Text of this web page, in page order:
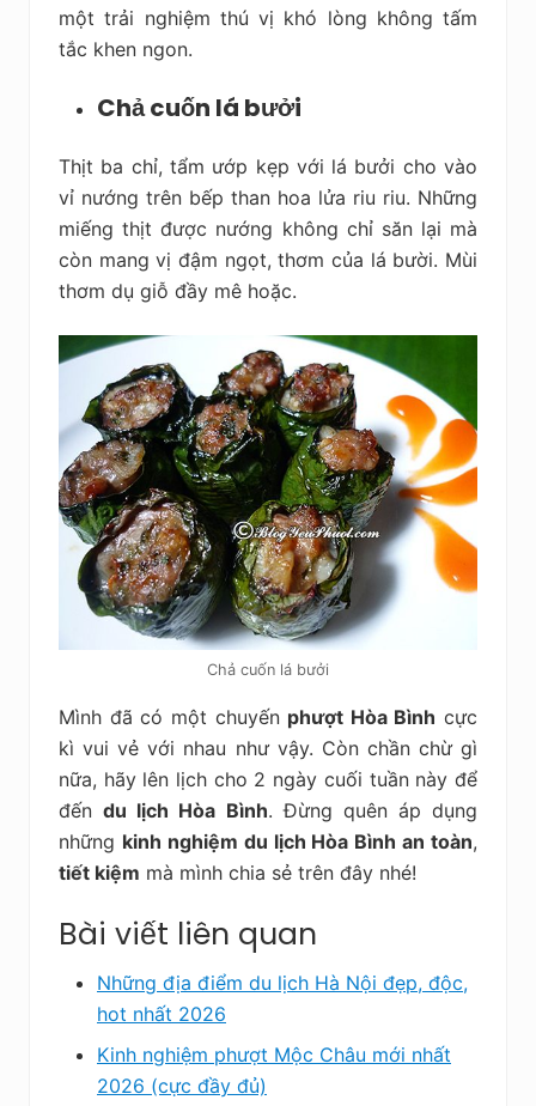
một trải nghiệm thú vị khó lòng không tấm
tắc khen ngon.
Chả cuốn lá bưởi
Thịt ba chỉ, tẩm ướp kẹp với lá bưởi cho vào
vỉ nướng trên bếp than hoa lửa riu riu. Những
miếng thịt được nướng không chỉ săn lại mà
còn mang vị đậm ngọt, thơm của lá bười. Mùi
thơm dụ giỗ đầy mê hoặc.
Chả cuốn lá bưởi
Mình đã có một chuyến phượt Hòa Bình cực
kì vui vẻ với nhau như vậy. Còn chần chừ gì
nữa, hãy lên lịch cho 2 ngày cuối tuần này để
đếndu lịch Hòa Bình. Đừng quên áp dụng
những kinh nghiệm du lịch Hòa Bình an toàn,
tiết kiệm mà mình chia sẻ trên đây nhé!
Bài viết liên quan
Những địa điểm du lịch Hà Nội đẹp, độc,
hot nhất 2026
Kinh nghiệm phượt Mộc Châu mới nhất
2026 (cực đầy đủ)